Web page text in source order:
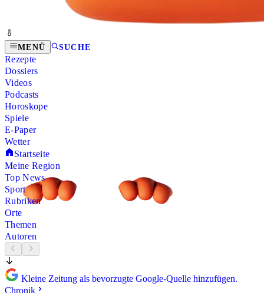
MENÜ SUCHE
Rezepte
Dossiers
Videos
Podcasts
Horoskope
Spiele
E-Paper
Wetter
Startseite
Meine Region
Top News
Sport
Rubriken
Orte
Themen
Autoren
Kleine Zeitung als bevorzugte Google-Quelle hinzufügen.
Chronik